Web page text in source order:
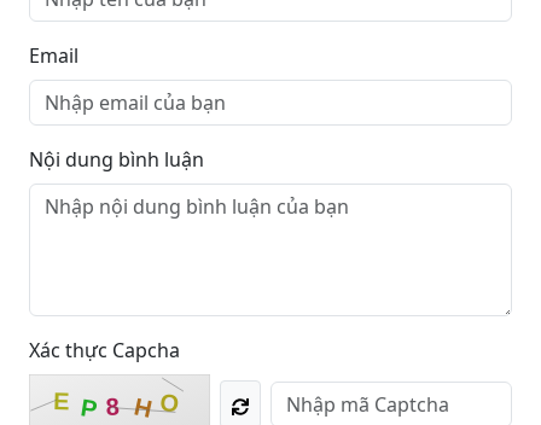
Email
Nội dung bình luận
Xác thực Capcha
E P 8 H O